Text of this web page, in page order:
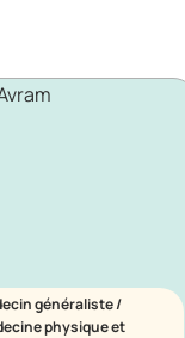
généraliste /
physique et